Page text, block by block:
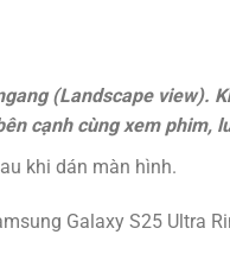
(Landscape
cạnh cùng xem phim,
khi dán màn hình.